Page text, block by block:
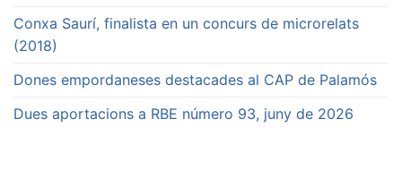
Conxa Saurí, finalista en un concurs de microrelats
(2018)
Dones empordaneses destacades al CAP de Palamós
Dues aportacions a RBE número 93, juny de 2026